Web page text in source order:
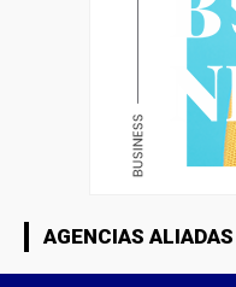
AGENCIAS ALIADAS